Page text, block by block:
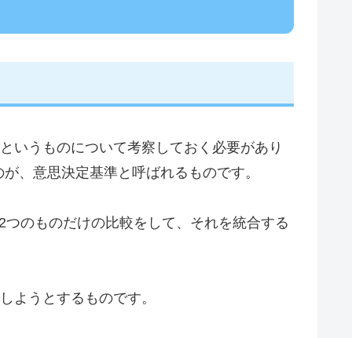
うものについて考察しておく必要があり
、意思決定基準と呼ばれるものです。
のものだけの比較をして、それを統合する
うとするものです。